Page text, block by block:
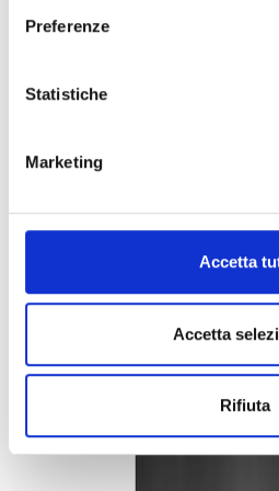
Preferenze
Statistiche
Marketing
Accetta
Accetta
Rifiuta
Adattatore di
(Maxima)